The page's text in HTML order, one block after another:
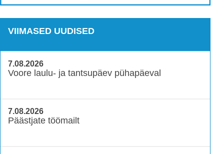
VIIMASED UUDISED
7.08.2026
Voore laulu- ja tantsupäev pühapäeval
7.08.2026
Päästjate töömailt